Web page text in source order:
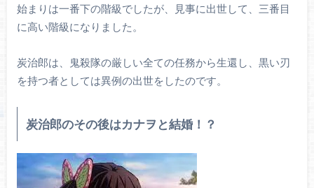
始まりは一番下の階級でしたが、見事に出世して、三番目
に高い階級になりました。
炭治郎は、鬼殺隊の厳しい全ての任務から生還し、黒い刃
を持つ者としては異例の出世をしたのです。
炭治郎のその後はカナヲと結婚！？